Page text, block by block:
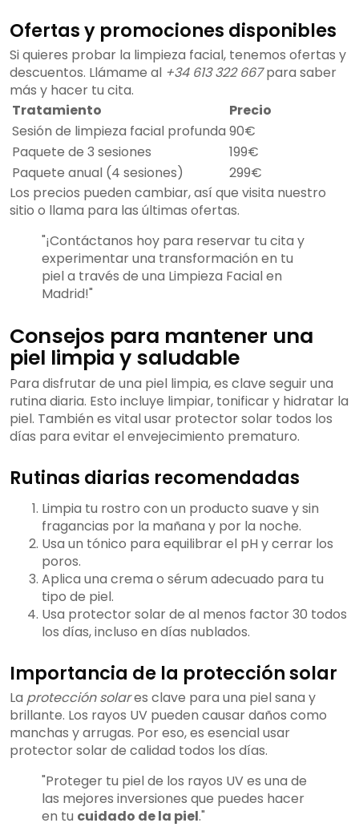
Ofertas y promociones disponibles
Si quieres probar la limpieza facial, tenemos ofertas y
descuentos. Llámame al +34 613 322 667para saber
más y hacer tu cita.
Tratamiento
Precio
Sesión de limpieza facial profunda 90€
Paquete de 3 sesiones
199€
Paquete anual (4 sesiones)
299€
Los precios pueden cambiar, así que visita nuestro
sitio o llama para las últimas ofertas.
"¡Contáctanos hoy para reservar tu cita y
experimentar una transformación en tu
piel a través de una Limpieza Facial en
Madrid!"
Consejos para mantener una
piel limpia y saludable
Para disfrutar de una piel limpia, es clave seguir una
rutina diaria. Esto incluye limpiar, tonificar y hidratar la
piel. También es vital usar protector solar todos los
días para evitar el envejecimiento prematuro.
Rutinas diarias recomendadas
Limpia tu rostro con un producto suave y sin
fragancias por la mañana y por la noche.
Usa un tónico para equilibrar el pH y cerrar los
poros.
Aplica una crema o sérum adecuado para tu
tipo de piel.
Usa protector solar de al menos factor 30 todos
los días, incluso en días nublados.
Importancia de la protección solar
La protección solares clave para una piel sana y
brillante. Los rayos UV pueden causar daños como
manchas y arrugas. Por eso, es esencial usar
protector solar de calidad todos los días.
"Proteger tu piel de los rayos UV es una de
las mejores inversiones que puedes hacer
en tu cuidado de la piel."